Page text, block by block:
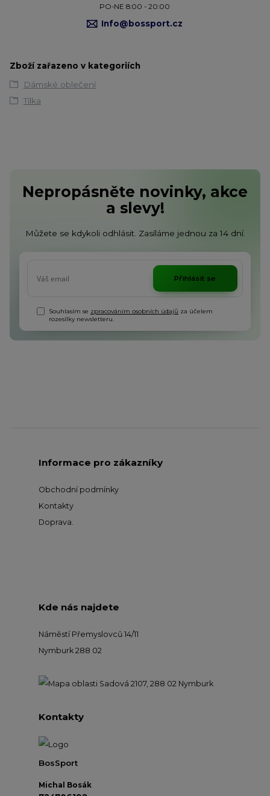
PO-NE 8:00 - 20:00
Info@bossport.cz
Zboží zařazeno v kategoriích
Dámské oblečení
Tílka
Nepropásněte novinky, akce
a slevy!
Můžete se kdykoli odhlásit. Zasíláme jednou za 14 dní.
Přihlásit se
Souhlasím se zpracováním osobních údajů za účelem
rozesílky newsletteru.
Informace pro zákazníky
Obchodní podmínky
Kontakty
Doprava
Kde nás najdete
Náměstí Přemyslovců 14/11
Nymburk 288 02
Kontakty
BosSport
Michal Bosák